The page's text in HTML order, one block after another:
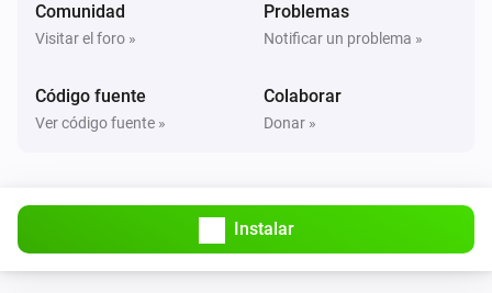
Comunidad
Visitar el foro »
Problemas
Notificar un problema »
Código fuente
Ver código fuente »
Colaborar
Donar »
Instalar